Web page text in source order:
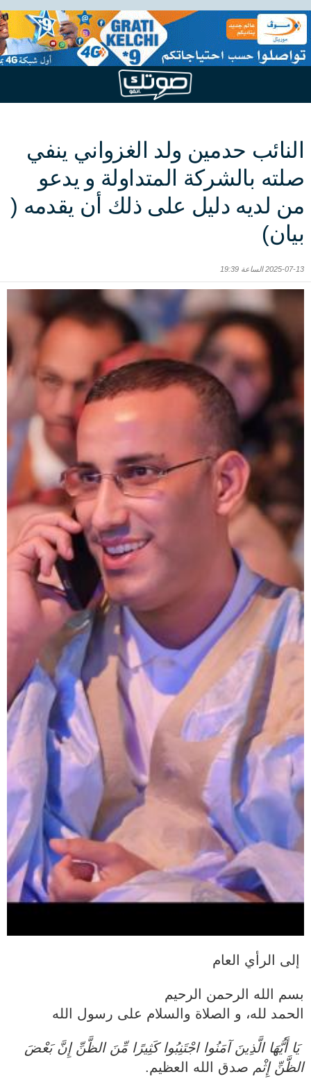
النائب حدمين ولد الغزواني ينفي
صلته بالشركة المتداولة و يدعو
من لديه دليل على ذلك أن يقدمه (
بيان)
2025-07-13 الساعة 19:39
بسم الله الرحمن الرحيم
يَا أَيُّهَا الَّذِينَ آمَنُوا اجْتَنِبُوا كَثِيرًا مِّنَ الظَّنِّ إِنَّ بَعْضَ
الظَّنِّ إِثْم صدق الله العظيم.